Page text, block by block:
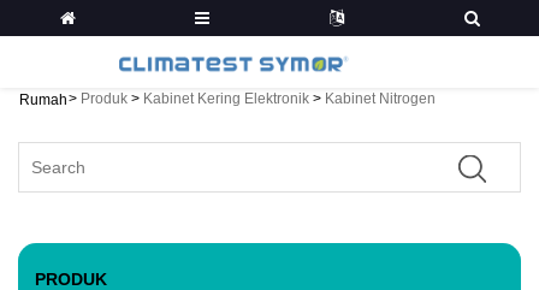
Rumah> Produk > Kabinet Kering Elektronik > Kabinet Nitrogen
PRODUK